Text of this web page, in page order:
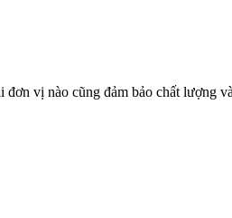
vị nào cũng đảm bảo chất lượng